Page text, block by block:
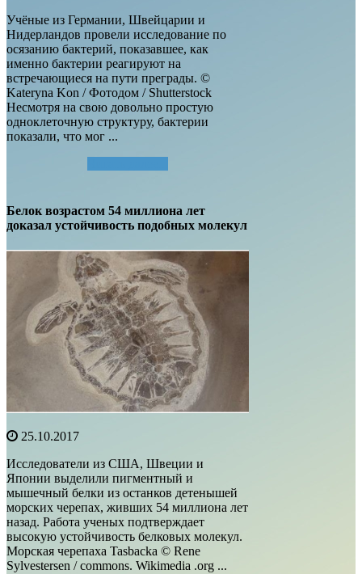
Учёные из Германии, Швейцарии и
Нидерландов провели исследование по
осязанию бактерий, показавшее, как
именно бактерии реагируют на
встречающиеся на пути преграды. ©
Kateryna Kon / Фотодом / Shutterstock
Несмотря на свою довольно простую
одноклеточную структуру, бактерии
показали, что мог ...
Белок возрастом 54 миллиона лет
доказал устойчивость подобных молекул
25.10.2017
Исследователи из США, Швеции и
Японии выделили пигментный и
мышечный белки из останков детенышей
морских черепах, живших 54 миллиона лет
назад. Работа ученых подтверждает
высокую устойчивость белковых молекул.
Морская черепаха Tasbacka © Rene
Sylvestersen / commons. Wikimedia .org ...